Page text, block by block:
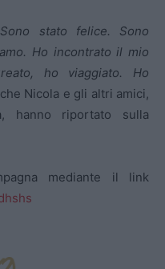
stato felice. Sono
Ho incontrato il mio
ho viaggiato. Ho
Nicola e gli altri amici,
hanno riportato sulla
mediante il link